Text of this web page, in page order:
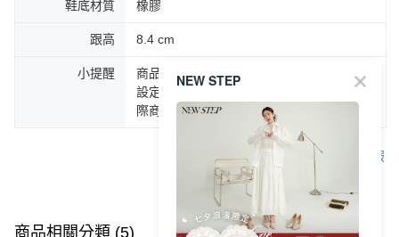
鞋底材質 橡膠
跟高 8.4 cm
小提醒
商品圖片顏色會因拍攝燈光環境或個人螢幕
設定不同，而造成部份色差現象，顏色以實
際商品為主。
客服
商品相關分類 (5) 查看全部
NEW STEP